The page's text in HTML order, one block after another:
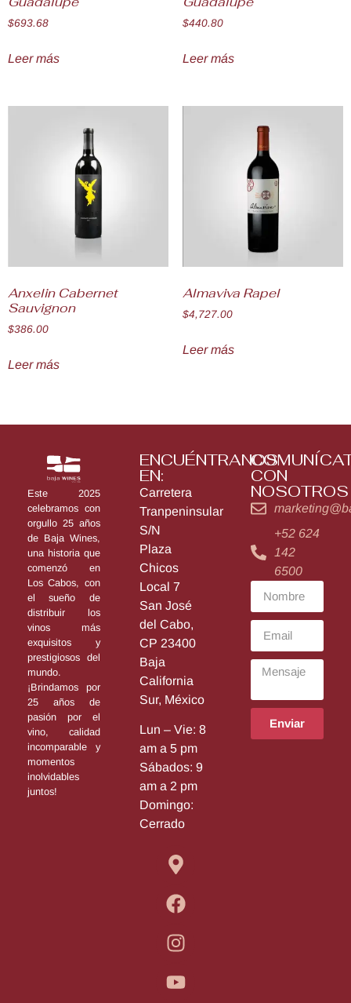
$693.68
Leer más
$440.80
Leer más
Anxelin Cabernet
Sauvignon
$386.00
Leer más
Almaviva Rapel
$4,727.00
Leer más
Este 2025
celebramos con
orgullo 25 años
de Baja Wines,
una historia que
comenzó en
Los Cabos, con
el sueño de
distribuir los
vinos más
exquisitos y
prestigiosos del
mundo.
¡Brindamos por
25 años de
pasión por el
vino, calidad
incomparable y
momentos
inolvidables
juntos!
ENCUÉNTRANOS
EN:
Carretera
Tranpeninsular
S/N
Plaza
Chicos
Local 7
San José
del Cabo,
CP 23400
Baja
California
Sur, México
Lun – Vie: 8
am a 5 pm
Sábados: 9
am a 2 pm
Domingo:
Cerrado
CON
NOSOTROS
+52 624
142
6500
Enviar